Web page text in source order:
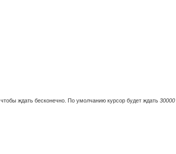
, чтобы ждать бесконечно. По умолчанию курсор будет ждать 30000